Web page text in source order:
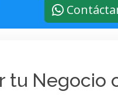
tu Negocio